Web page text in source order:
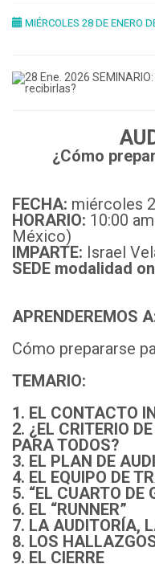
MIÉRCOLES 28 DE ENERO
¿Cómo
FECHA: miércoles
HORARIO: 10:00
México)
IMPARTE: Israel
SEDE modalidad
APRENDEREMOS
Cómo prepararse
TEMARIO:
1. EL CONTACTO
2. ¿EL CRITERIO
PARA TODOS?
3. EL PLAN DE
4. EL EQUIPO DE
5. “EL CUARTO DE
6. EL “RUNNER”
7. LA AUDITORÍA,
8. LOS
9. EL CIERRE